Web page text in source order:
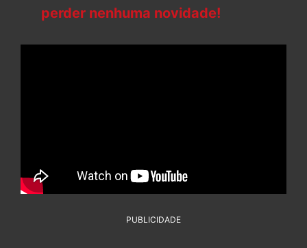
perder nenhuma novidade!
PUBLICIDADE